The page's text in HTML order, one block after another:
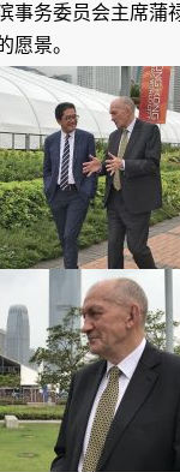
事务委员会主席蒲
愿景。